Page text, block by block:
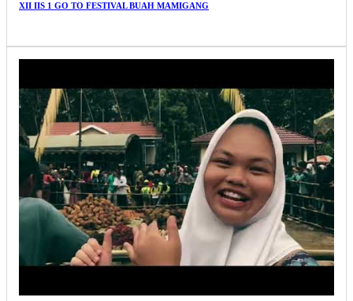
XII IIS 1 GO TO FESTIVAL BUAH MAMIGANG